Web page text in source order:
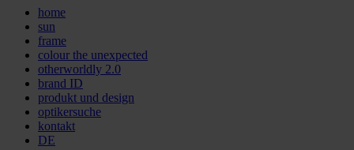
home
sun
frame
colour the unexpected
otherworldly 2.0
brand ID
produkt und design
optikersuche
kontakt
DE